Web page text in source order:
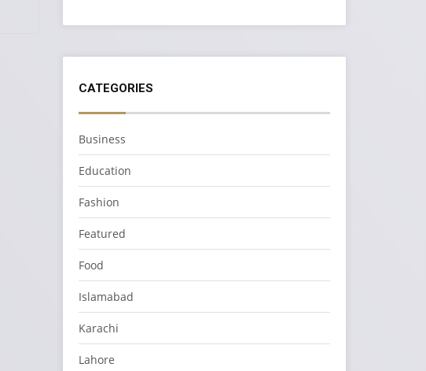
CATEGORIES
Business
Education
Fashion
Featured
Food
Islamabad
Karachi
Lahore